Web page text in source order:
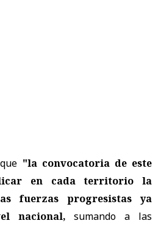
"la convocatoria de este
en cada territorio la
fuerzas progresistas ya
nacional, sumando a las